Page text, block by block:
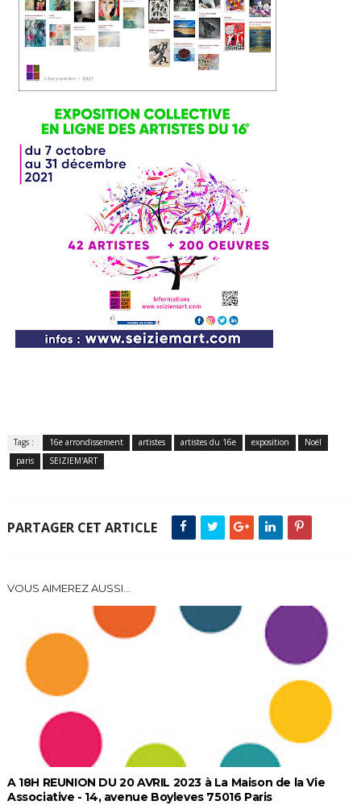
Tags : 16e arrondissement artistes artistes du 16e exposition
Noël
paris
SEIZIEM'ART
PARTAGER CET ARTICLE
VOUS AIMEREZ AUSSI...
A 18H REUNION DU 20 AVRIL 2023 à La Maison de la Vie
Associative - 14, avenue Boyleves 75016 Paris